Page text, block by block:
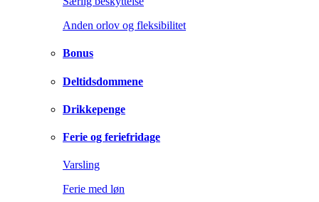
Anden orlov og fleksibilitet
Bonus
Deltidsdommene
Drikkepenge
Ferie og feriefridage
Varsling
Ferie med løn